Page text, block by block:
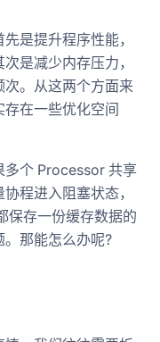
是提升程序性能，
是减少内存压力，
。从这两个方面来
在一些优化空间
多个 Processor 共享
程进入阻塞状态，
保存一份缓存数据的
那能怎么办呢?